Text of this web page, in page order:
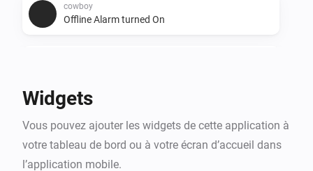
cowboy
Offline Alarm turned On
cowboy
Relocated Alarm turned On
cowboy
Widgets
Vous pouvez ajouter les widgets de cette application à
votre tableau de bord ou à votre écran d’accueil dans
l’application mobile.